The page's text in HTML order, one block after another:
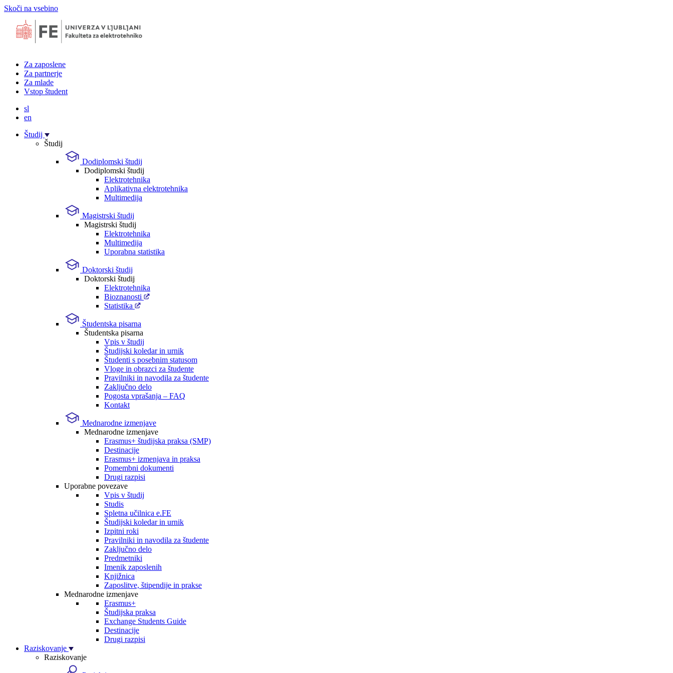
Skoči na vsebino
Za zaposlene
Za partnerje
Za mlade
Vstop študent
sl
en
Študij
Študij
Dodiplomski študij
Dodiplomski študij
Elektrotehnika
Aplikativna elektrotehnika
Multimedija
Magistrski študij
Magistrski študij
Elektrotehnika
Multimedija
Uporabna statistika
Doktorski študij
Doktorski študij
Elektrotehnika
Bioznanosti
Statistika
Študentska pisarna
Študentska pisarna
Vpis v študij
Študijski koledar in urnik
Študenti s posebnim statusom
Vloge in obrazci za študente
Pravilniki in navodila za študente
Zaključno delo
Pogosta vprašanja – FAQ
Kontakt
Mednarodne izmenjave
Mednarodne izmenjave
Erasmus+ študijska praksa (SMP)
Destinacije
Erasmus+ izmenjava in praksa
Pomembni dokumenti
Drugi razpisi
Uporabne povezave
Vpis v študij
Studis
Spletna učilnica e.FE
Študijski koledar in urnik
Izpitni roki
Pravilniki in navodila za študente
Zaključno delo
Predmetniki
Imenik zaposlenih
Knjižnica
Zaposlitve, štipendije in prakse
Mednarodne izmenjave
Erasmus+
Študijska praksa
Exchange Students Guide
Destinacije
Drugi razpisi
Raziskovanje
Raziskovanje